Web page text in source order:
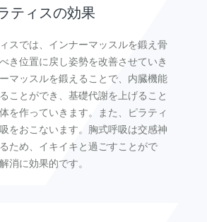
ティスの効果
スでは、インナーマッスルを鍛え骨
き位置に戻し姿勢を改善させていき
マッスルを鍛えることで、内臓機能
ことができ、基礎代謝を上げること
を作っていきます。また、ピラティ
をおこないます。胸式呼吸は交感神
ため、イキイキと過ごすことがで
消に効果的です。